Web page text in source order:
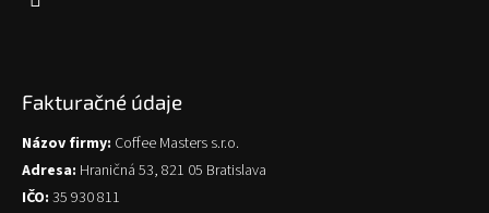
Fakturačné údaje
Názov firmy: Coffee Masters s.r.o.
Adresa: Hraničná 53, 821 05 Bratislava
IČO: 35 930 811